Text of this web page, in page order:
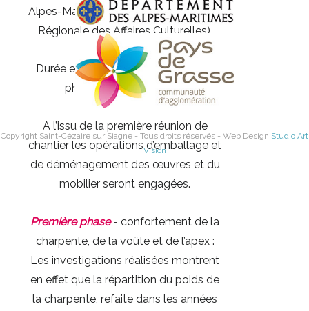
Alpes-Maritimes et la DRAC (Direction
Régionale des Affaires Culturelles).
Durée estimée des travaux en deux
phases :environ 9 mois.
A l’issu de la première réunion de
chantier les opérations d’emballage et
de déménagement des œuvres et du
mobilier seront engagées.
Première phase- confortement de la
charpente, de la voûte et de l’apex :
Les investigations réalisées montrent
en effet que la répartition du poids de
la charpente, refaite dans les années
Copyright Saint-Cézaire sur Siagne - Tous droits réservés - Web Design Studio Art
Vision